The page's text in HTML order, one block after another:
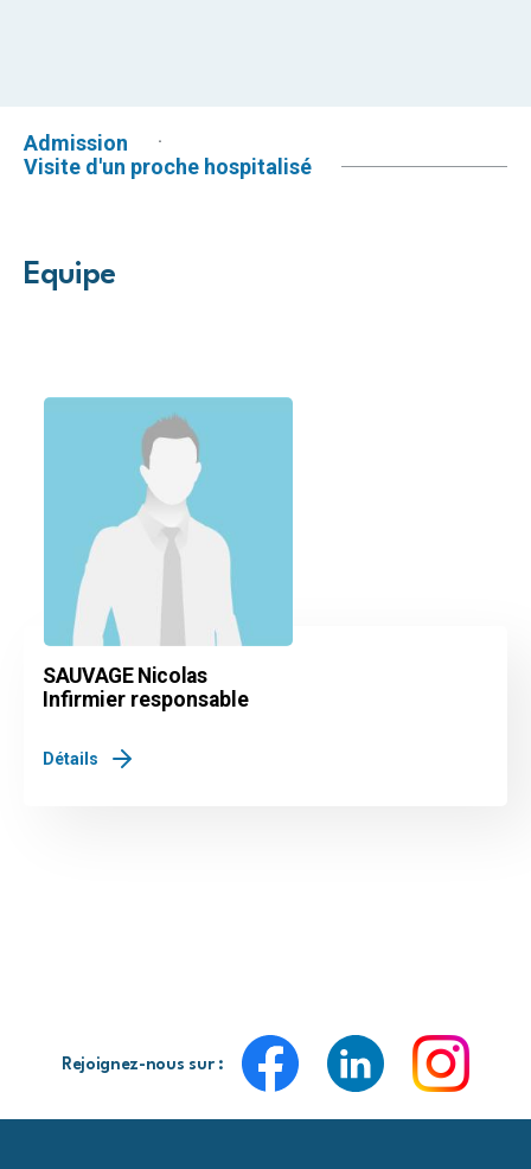
Admission
Visite d'un proche hospitalisé
Equipe
SAUVAGE Nicolas
Infirmier responsable
Détails
Rejoignez-nous sur :